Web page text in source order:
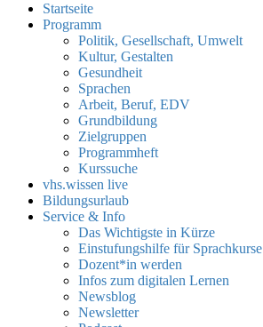
Startseite
Programm
Politik, Gesellschaft, Umwelt
Kultur, Gestalten
Gesundheit
Sprachen
Arbeit, Beruf, EDV
Grundbildung
Zielgruppen
Programmheft
Kurssuche
vhs.wissen live
Bildungsurlaub
Service & Info
Das Wichtigste in Kürze
Einstufungshilfe für Sprachkurse
Dozent*in werden
Infos zum digitalen Lernen
Newsblog
Newsletter